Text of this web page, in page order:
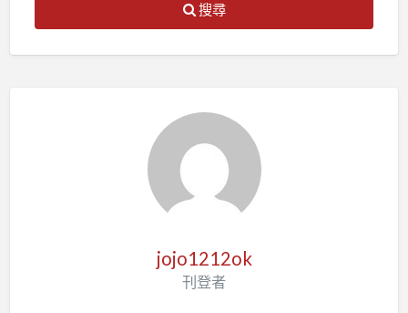
搜尋
jojo1212ok
刊登者